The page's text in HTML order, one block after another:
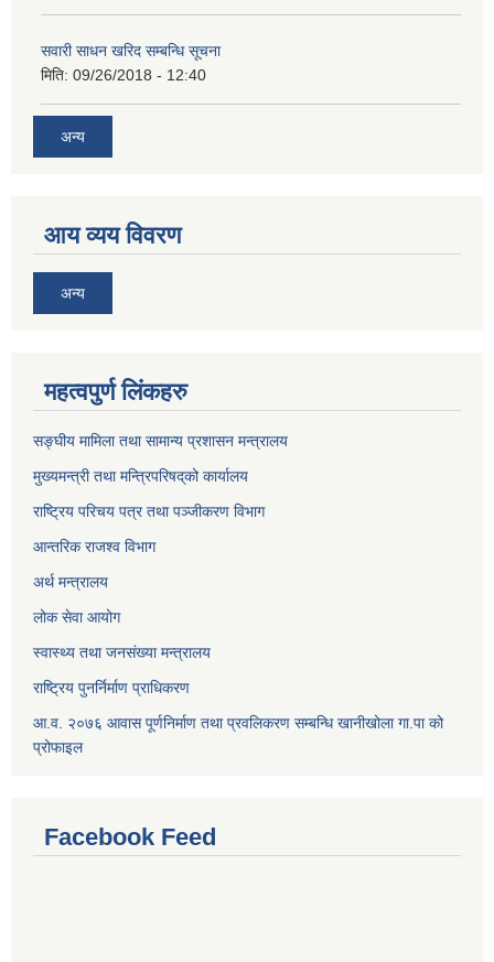
सवारी साधन खरिद सम्बन्धि सूचना
मिति: 09/26/2018 - 12:40
अन्य
आय व्यय विवरण
अन्य
महत्वपुर्ण लिंकहरु
सङ्घीय मामिला तथा सामान्य प्रशासन मन्त्रालय
मुख्यमन्त्री तथा मन्त्रिपरिषद्‌को कार्यालय
राष्ट्रिय परिचय पत्र तथा पञ्जीकरण विभाग
आन्तरिक राजश्व विभाग
अर्थ मन्त्रालय
लोक सेवा आयोग
स्वास्थ्य तथा जनसंख्या मन्त्रालय
राष्ट्रिय पुनर्निर्माण प्राधिकरण
आ.व. २०७६ आवास पूर्णनिर्माण तथा प्रवलिकरण सम्बन्धि खानीखोला गा.पा को
प्रोफाइल
Facebook Feed